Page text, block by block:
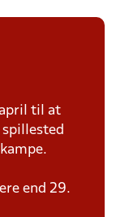
til at
end 29.